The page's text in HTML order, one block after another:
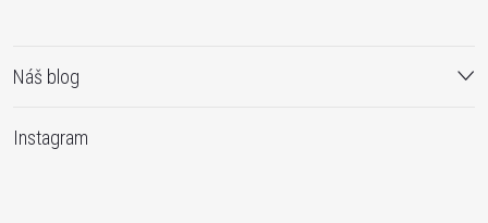
Náš blog
Instagram